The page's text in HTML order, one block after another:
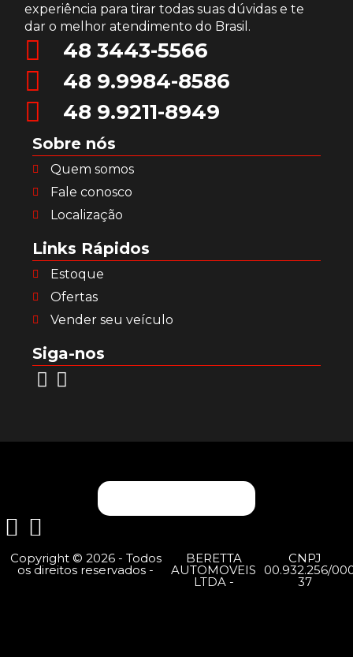
experiência para tirar todas suas dúvidas e te
dar o melhor atendimento do Brasil.
48 3443-5566
48 9.9984-8586
48 9.9211-8949
Sobre nós
Quem somos
Fale conosco
Localização
Links Rápidos
Estoque
Ofertas
Vender seu veículo
Siga-nos
Copyright © 2026 - Todos
os direitos reservados -
BERETTA
AUTOMOVEIS
LTDA -
CNPJ
00.932.256/
37